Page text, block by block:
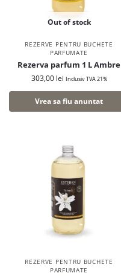
Out of stock
REZERVE PENTRU BUCHETE
PARFUMATE
Rezerva parfum 1 L Ambre
303,00 lei Inclusiv TVA 21%
Vrea sa fiu anuntat
REZERVE PENTRU BUCHETE
PARFUMATE